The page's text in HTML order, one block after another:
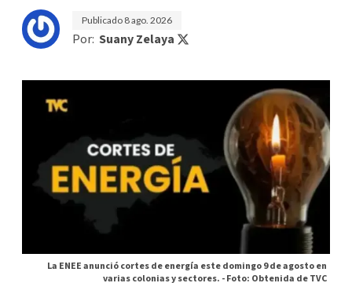
Publicado 8 ago. 2026
Por: Suany Zelaya
La ENEE anunció cortes de energía este domingo 9 de agosto en
varias colonias y sectores. -Foto: Obtenida de TVC